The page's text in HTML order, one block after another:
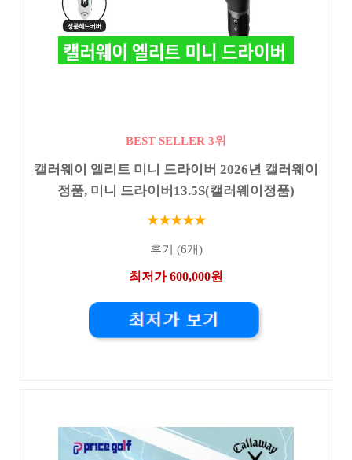
BEST SELLER 3위
캘러웨이 엘리트 미니 드라이버 2026년 캘러웨이
정품, 미니 드라이버13.5S(캘러웨이정품)
★★★★★
후기 (6개)
최저가 600,000원